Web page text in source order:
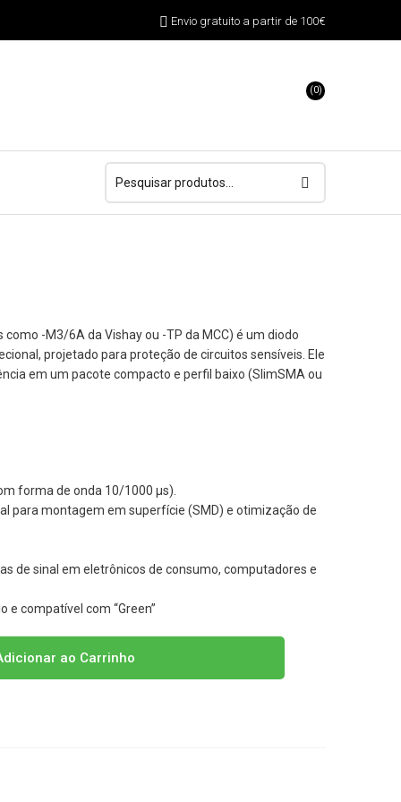
Envio gratuito a partir de 100€
(0)
-M3/6A da Vishay ou -TP da MCC) é um diodo
projetado para proteção de circuitos sensíveis. Ele
em um pacote compacto e perfil baixo (SlimSMA ou
forma de onda 10/1000 μs).
para montagem em superfície (SMD) e otimização de
de sinal em eletrônicos de consumo, computadores e
e compatível com “Green”
ao Carrinho